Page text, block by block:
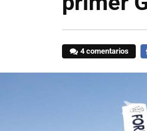
4 comentarios